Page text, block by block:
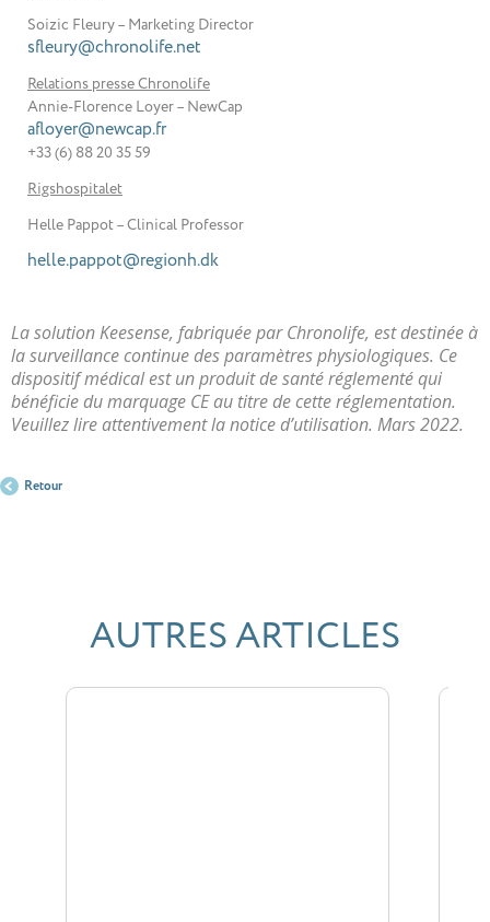
Soizic Fleury – Marketing Director
sfleury@chronolife.net
Relations presse Chronolife
Annie-Florence Loyer – NewCap
afloyer@newcap.fr
+33 (6) 88 20 35 59
Rigshospitalet
Helle Pappot – Clinical Professor
helle.pappot@regionh.dk
La solution Keesense, fabriquée par Chronolife, est destinée à
la surveillance continue des paramètres physiologiques. Ce
dispositif médical est un produit de santé réglementé qui
bénéficie du marquage CE au titre de cette réglementation.
Veuillez lire attentivement la notice d’utilisation. Mars 2022.
Retour
AUTRES ARTICLES